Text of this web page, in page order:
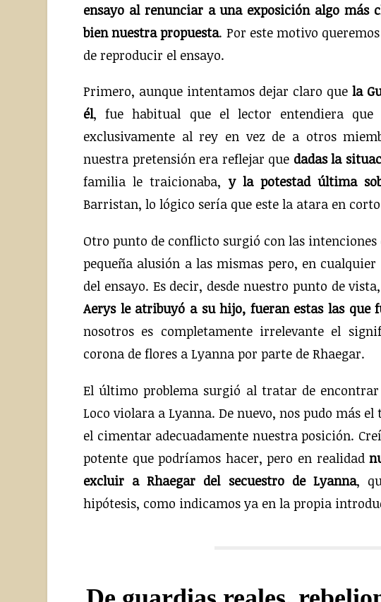
ensayo al renunciar a una exposición algo más
bien nuestra propuesta. Por este motivo
de reproducir el ensayo.
Primero, aunque intentamos dejar claro quela
él, fue habitual que el lector entendiera que
exclusivamente al rey en vez de a otros
nuestra pretensión era reflejar que dadas la
familia le traicionaba, y la potestad última
Barristan, lo lógico sería que este la atara en
Otro punto de conflicto surgió con las
pequeña alusión a las mismas pero, en
del ensayo. Es decir, desde nuestro punto de
Aerys le atribuyó a su hijo, fueran estas las que
nosotros es completamente irrelevante el
corona de flores a Lyanna por parte de Rhaegar.
El último problema surgió al tratar de
Loco violara a Lyanna. De nuevo, nos pudo más
el cimentar adecuadamente nuestra posición.
potente que podríamos hacer, pero en realidad
excluir a Rhaegar del secuestro de Lyanna,
hipótesis, como indicamos ya en la propia